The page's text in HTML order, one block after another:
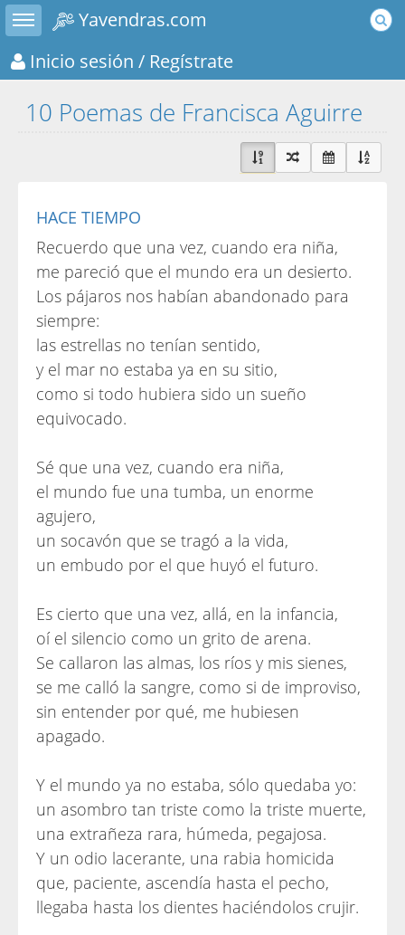
Toggle sidebar
Yavendras.com
Inicio sesión / Regístrate
10 Poemas de Francisca Aguirre
HACE TIEMPO
Recuerdo que una vez, cuando era niña,
me pareció que el mundo era un desierto.
Los pájaros nos habían abandonado para
siempre:
las estrellas no tenían sentido,
y el mar no estaba ya en su sitio,
como si todo hubiera sido un sueño
equivocado.
Sé que una vez, cuando era niña,
el mundo fue una tumba, un enorme
agujero,
un socavón que se tragó a la vida,
un embudo por el que huyó el futuro.
Es cierto que una vez, allá, en la infancia,
oí el silencio como un grito de arena.
Se callaron las almas, los ríos y mis sienes,
se me calló la sangre, como si de improviso,
sin entender por qué, me hubiesen
apagado.
Y el mundo ya no estaba, sólo quedaba yo:
un asombro tan triste como la triste muerte,
una extrañeza rara, húmeda, pegajosa.
Y un odio lacerante, una rabia homicida
que, paciente, ascendía hasta el pecho,
llegaba hasta los dientes haciéndolos crujir.